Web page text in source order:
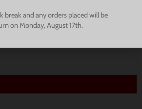
break and any orders placed will be
on Monday, August 17th.